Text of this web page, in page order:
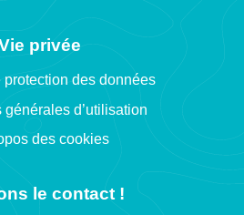
privée
protection des données
d’utilisation
des cookies
le contact !